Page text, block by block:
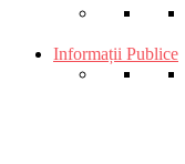
Informații Publice